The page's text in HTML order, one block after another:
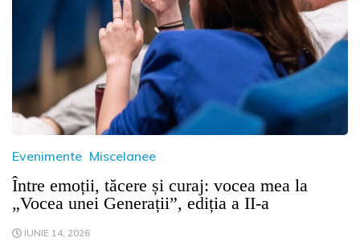
Evenimente Miscelanee
Între emoții, tăcere și curaj: vocea mea la
„Vocea unei Generații”, ediția a II-a
IUNIE 14, 2026